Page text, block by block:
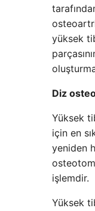
yüksek
Diz
Yüksek
için en
yeniden
işlemdir.
Yüksek